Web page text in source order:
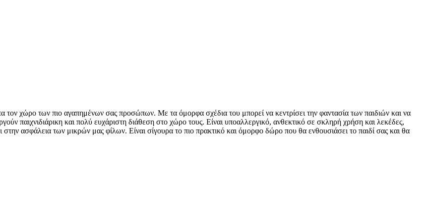
χώρο των πιο αγαπημένων σας προσώπων. Με τα όμορφα σχέδια του μπορεί να κεντρίσει την φαντασία των παιδιών και να
παιχνιδιάρικη και πολύ ευχάριστη διάθεση στο χώρο τους. Είναι υποαλλεργικό, ανθεκτικό σε σκληρή χρήση και λεκέδες,
ασφάλεια των μικρών μας φίλων. Είναι σίγουρα το πιο πρακτικό και όμορφο δώρο που θα ενθουσιάσει το παιδί σας και θα